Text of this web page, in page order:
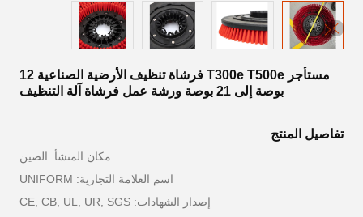
مستأجر T300e T500e فرشاة تنظيف الأرضية الصناعية 12
بوصة إلى 21 بوصة ورشة عمل فرشاة آلة التنظيف
تفاصيل المنتج
مكان المنشأ: الصين
اسم العلامة التجارية: UNIFORM
إصدار الشهادات: CE, CB, UL, UR, SGS